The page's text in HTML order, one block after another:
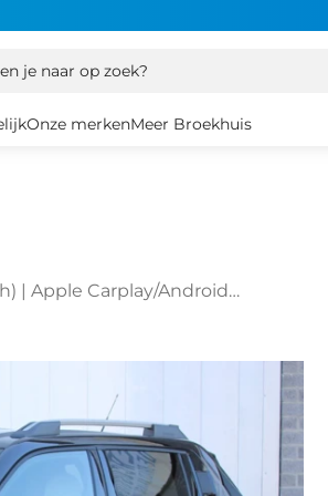
je naar op zoek?
Onze merkenMeer Broekhuis
| Apple Carplay/Android